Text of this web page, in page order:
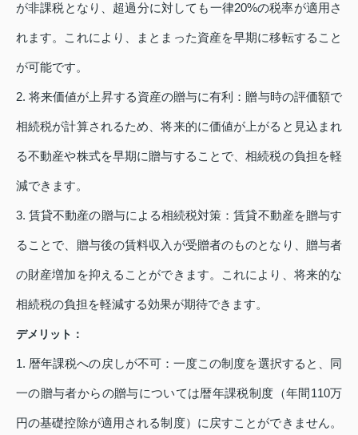
が非課税となり、超過分に対しても一律20%の税率が適用さ
れます。これにより、まとまった資産を早期に移転すること
が可能です。
2. 将来価値が上昇する資産の贈与に有利：贈与時の評価額で
相続税が計算されるため、将来的に価値が上がると見込まれ
る不動産や株式を早期に贈与することで、相続税の負担を軽
減できます。
3. 賃貸不動産の贈与による相続税対策：賃貸不動産を贈与す
ることで、贈与後の賃料収入が受贈者のものとなり、贈与者
の財産増加を抑えることができます。これにより、将来的な
相続税の負担を軽減する効果が期待できます。
デメリット：
1. 暦年課税への戻しが不可：一度この制度を選択すると、同
一の贈与者からの贈与については暦年課税制度（年間110万
円の基礎控除が適用される制度）に戻すことができません。